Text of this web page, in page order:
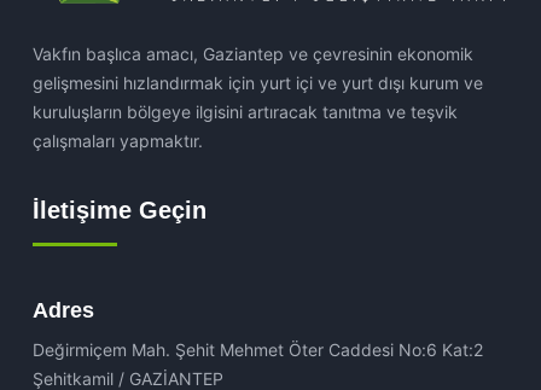
Vakfın başlıca amacı, Gaziantep ve çevresinin ekonomik
gelişmesini hızlandırmak için yurt içi ve yurt dışı kurum ve
kuruluşların bölgeye ilgisini artıracak tanıtma ve teşvik
çalışmaları yapmaktır.
İletişime Geçin
Adres
Değirmiçem Mah. Şehit Mehmet Öter Caddesi No:6 Kat:2
Şehitkamil / GAZİANTEP